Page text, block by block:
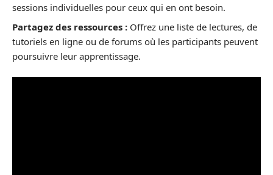
sessions individuelles pour ceux qui en ont besoin.
Partagez des ressources : Offrez une liste de lectures, de
tutoriels en ligne ou de forums où les participants peuvent
poursuivre leur apprentissage.